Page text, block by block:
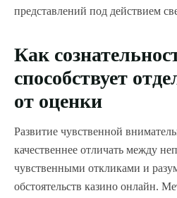
представлений под действием
Как
способствует
от оценки
Развитие чувственной
качественнее отличать между
чувственными откликами и
обстоятельств казино онлайн.